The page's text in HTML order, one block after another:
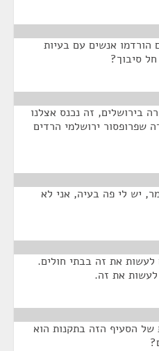
אנשים עם בעיות
סיבוך?
כ-15 שנה מקרה בירושלים, זה נכנס אצלנו
שפרופסור ירושלמי הרדים
יש לי פה בעיה, אני לא
לעשות את זה בבתי חולים.
לעשות את זה.
הסעיף הזה בתקנות הוא